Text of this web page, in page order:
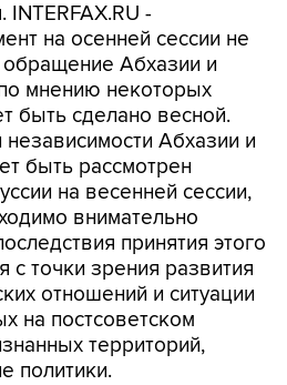
-
на осенней сессии не
обращение Абхазии и
мнению некоторых
быть сделано весной.
Абхазии и
быть рассмотрен
на весенней сессии,
внимательно
принятия этого
с точки зрения развития
отношений и ситуации
на постсоветском
территорий,
политики.